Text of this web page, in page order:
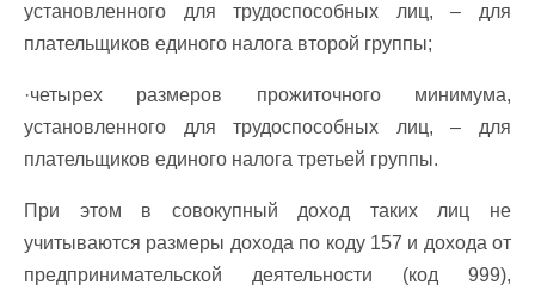
установленного для трудоспособных лиц, – для
плательщиков единого налога второй группы;
·четырех размеров прожиточного минимума,
установленного для трудоспособных лиц, – для
плательщиков единого налога третьей группы.
При этом в совокупный доход таких лиц не
учитываются размеры дохода по коду 157 и дохода от
предпринимательской деятельности (код 999),